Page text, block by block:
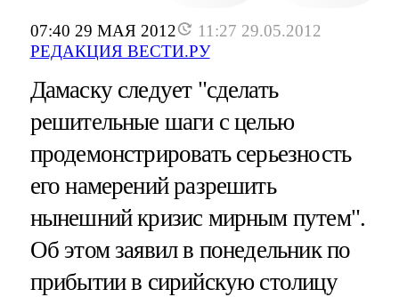
07:40 29 МАЯ 2012
11:27 29.05.2012
РЕДАКЦИЯ ВЕСТИ.РУ
Дамаску следует "сделать
решительные шаги с целью
продемонстрировать серьезность
его намерений разрешить
нынешний кризис мирным путем".
Об этом заявил в понедельник по
прибытии в сирийскую столицу